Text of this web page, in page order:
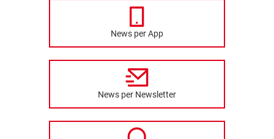
News per App
News per Newsletter